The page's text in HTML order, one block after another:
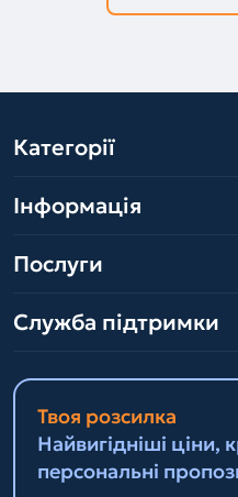
Категорії
Інформація
Послуги
Служба підтримки
Твоя розсилка
Найвигідніші ціни,
персональні